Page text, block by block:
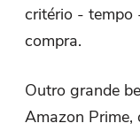
critério - tempo
compra.
Outro grande
Amazon Prime,